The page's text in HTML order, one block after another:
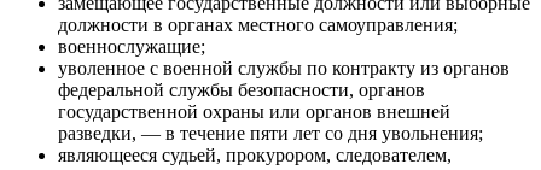
должности в органах местного самоуправления;
военнослужащие;
уволенное с военной службы по контракту из органов
федеральной службы безопасности, органов
государственной охраны или органов внешней
разведки, — в течение пяти лет со дня увольнения;
являющееся судьей, прокурором, следователем,